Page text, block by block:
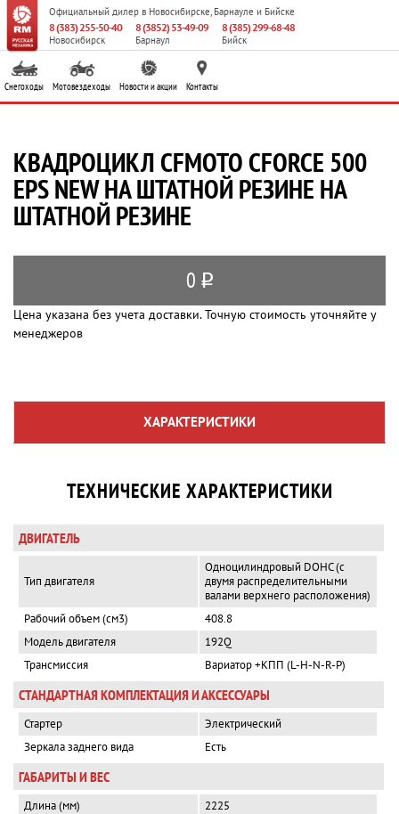
Официальный дилер в Новосибирске, Барнауле и Бийске
8 (383) 255-50-40
Новосибирск
8 (3852) 53-49-09
Барнаул
8 (385) 299-68-48
Бийск
Снегоходы Мотовездеходы Новости и акции Контакты
КВАДРОЦИКЛ CFMOTO CFORCE 500
EPS NEW НА ШТАТНОЙ РЕЗИНЕ НА
ШТАТНОЙ РЕЗИНЕ
0 q
Цена указана без учета доставки. Точную стоимость уточняйте у
менеджеров
ХАРАКТЕРИСТИКИ
ТЕХНИЧЕСКИЕ ХАРАКТЕРИСТИКИ
ДВИГАТЕЛЬ
Тип двигателя
Одноцилиндровый DOHC (с
двумя распределительными
валами верхнего расположения)
Рабочий объем (см3)
408.8
Модель двигателя
192Q
Трансмиссия
Вариатор +КПП (L-H-N-R-P)
СТАНДАРТНАЯ КОМПЛЕКТАЦИЯ И АКСЕССУАРЫ
Стартер
Электрический
Зеркала заднего вида
Есть
ГАБАРИТЫ И ВЕС
Длина (мм)
2225